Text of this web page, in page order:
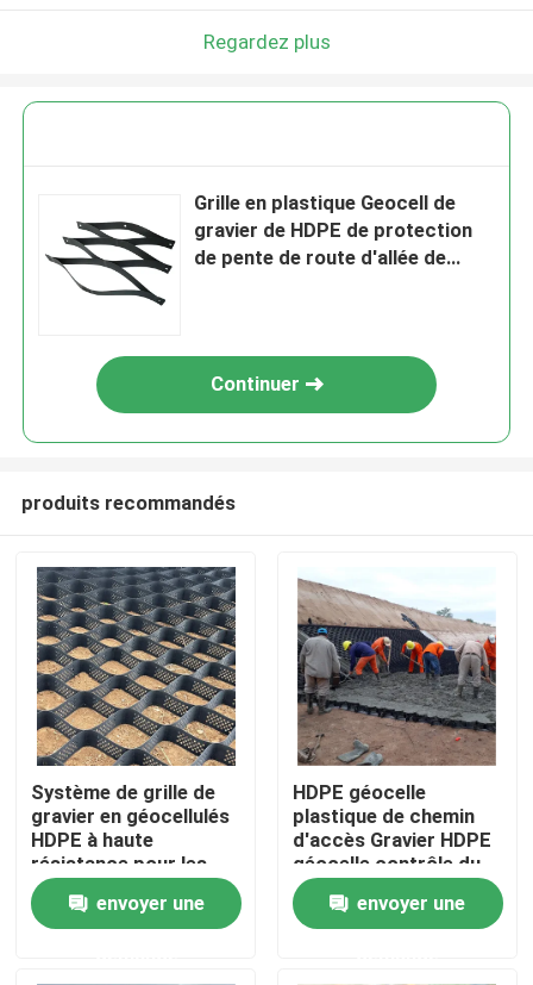
Aperçu
Produits
Vidéos
Regardez plus
Grille en plastique Geocell de
gravier de HDPE de protection
de pente de route d'allée de
Continuer
produits recommandés
Système de grille de
gravier en géocellulés
HDPE à haute
résistance pour les
allées, la stabilisation
du sol, la protection
des pentes et le
envoyer une
HDPE géocelle
plastique de chemin
d'accès Gravier HDPE
géocelle contrôle du
sol dans la route pour
le renforcement de la
route Protection de la
envoyer une